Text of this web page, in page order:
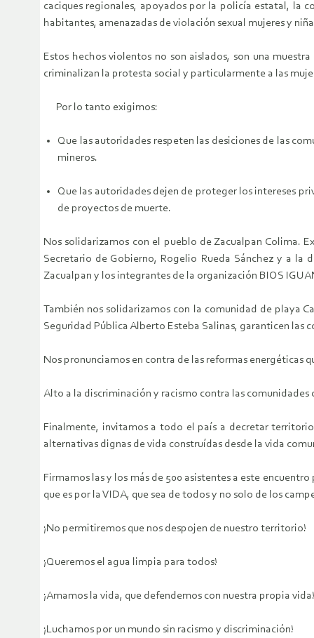
caciques regionales, apoyados por la policía estatal, la
habitantes, amenazadas de violación sexual mujeres y
Estos hechos violentos no son aislados, son una
criminalizan la protesta social y particularmente a las
Por lo tanto exigimos:
Que las autoridades respeten las desiciones de las
mineros.
Que las autoridades dejen de proteger los intereses
de proyectos de muerte.
Nos solidarizamos con el pueblo de Zacualpan Colima.
Secretario de Gobierno, Rogelio Rueda Sánchez y a la
Zacualpan y los integrantes de la organización BIOS
También nos solidarizamos con la comunidad de playa
Seguridad Pública Alberto Esteba Salinas, garanticen las
Nos pronunciamos en contra de las reformas energéticas
Alto a la discriminación y racismo contra las
Finalmente, invitamos a todo el país a decretar
alternativas dignas de vida construídas desde la vida
Firmamos las y los más de 500 asistentes a este
que es por la VIDA, que sea de todos y no solo de los
¡No permitiremos que nos despojen de nuestro territorio!
¡Queremos el agua limpia para todos!
¡Amamos la vida, que defendemos con nuestra propia vida!
¡Luchamos por un mundo sin racismo y discriminación!